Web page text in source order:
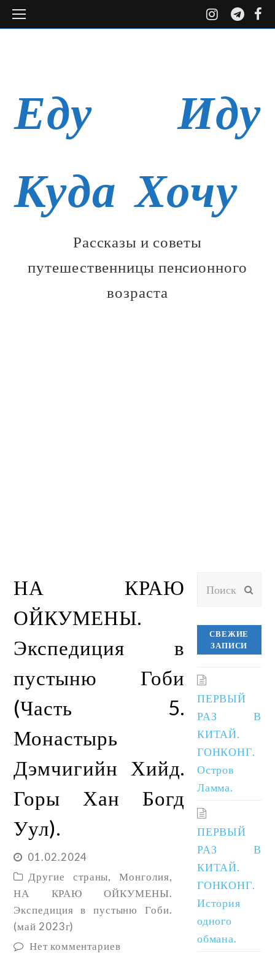
ОБО МНЕ Facebook
VK Instagram
Youtube
Еду Иду
Куда Хочу
Рассказы и советы
путешественницы пенсионного
возраста
Open
НА КРАЮ
ОЙКУМЕНЫ.
Экспедиция в
пустыню Гоби
(Часть 5.
Монастырь
Дэмчигийн Хийд.
Горы Хан Богд
Уул).
01.02.2024
Другие страны,Монголия,
НА КРАЮ ОЙКУМЕНЫ.
Экспедиция в пустыню Гоби.
(май 2023г)
Нет комментариев
СВЕЖИЕ
ЗАПИСИ
ПЕРВЫЙ
РАЗ В
КИТАЙ.
ГОНКОНГ.
Остров
Ламма.
ПЕРВЫЙ
РАЗ В
КИТАЙ.
ГОНКОНГ.
История
одного
обмана.